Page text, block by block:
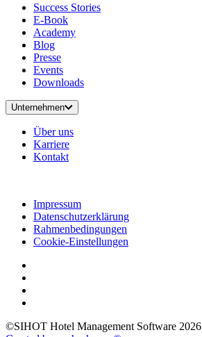
Success Stories
E-Book
Academy
Blog
Presse
Events
Downloads
Unternehmen
Über uns
Karriere
Kontakt
Impressum
Datenschutzerklärung
Rahmenbedingungen
Cookie-Einstellungen
©SIHOT Hotel Management Software 2026